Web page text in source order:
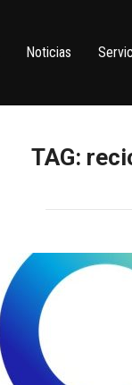
Noticias
TAG: